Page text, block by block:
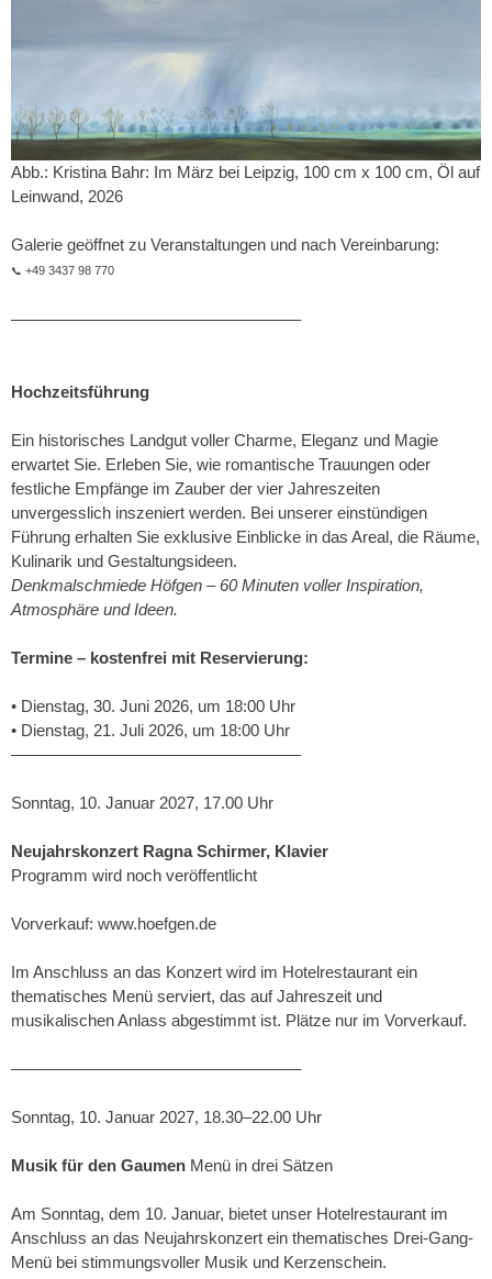
Abb.: Kristina Bahr: Im März bei Leipzig, 100 cm x 100 cm, Öl auf
Leinwand, 2026
Galerie geöffnet zu Veranstaltungen und nach Vereinbarung:
📞 +49 3437 98 770
–––––––––––––––––––––––––––––––––
Hochzeitsführung
Ein historisches Landgut voller Charme, Eleganz und Magie
erwartet Sie. Erleben Sie, wie romantische Trauungen oder
festliche Empfänge im Zauber der vier Jahreszeiten
unvergesslich inszeniert werden. Bei unserer einstündigen
Führung erhalten Sie exklusive Einblicke in das Areal, die Räume,
Kulinarik und Gestaltungsideen.
Denkmalschmiede Höfgen – 60 Minuten voller Inspiration,
Atmosphäre und Ideen.
Termine – kostenfrei mit Reservierung:
• Dienstag, 30. Juni 2026, um 18:00 Uhr
• Dienstag, 21. Juli 2026, um 18:00 Uhr
–––––––––––––––––––––––––––––––––
Sonntag, 10. Januar 2027, 17.00 Uhr
Neujahrskonzert Ragna Schirmer, Klavier
Programm wird noch veröffentlicht
Vorverkauf: www.hoefgen.de
Im Anschluss an das Konzert wird im Hotelrestaurant ein
thematisches Menü serviert, das auf Jahreszeit und
musikalischen Anlass abgestimmt ist. Plätze nur im Vorverkauf.
–––––––––––––––––––––––––––––––––
Sonntag, 10. Januar 2027, 18.30–22.00 Uhr
Musik für den Gaumen Menü in drei Sätzen
Am Sonntag, dem 10. Januar, bietet unser Hotelrestaurant im
Anschluss an das Neujahrskonzert ein thematisches Drei-Gang-
Menü bei stimmungsvoller Musik und Kerzenschein.